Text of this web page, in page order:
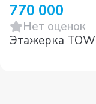
770 000
Нет оценок
Этажерка